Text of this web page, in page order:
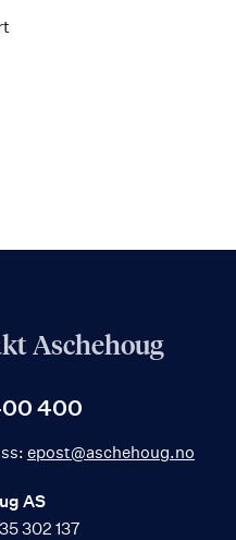
Aschehoug
400
epost@aschehoug.no
AS
302 137